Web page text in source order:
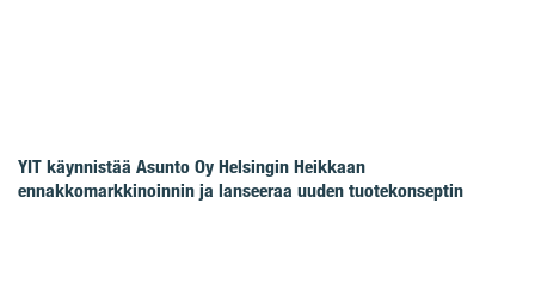
YIT käynnistää Asunto Oy Helsingin Heikkaan
ennakkomarkkinoinnin ja lanseeraa uuden tuotekonseptin